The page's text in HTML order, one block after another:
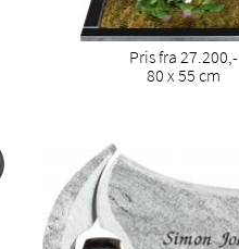
Pris fra 27.200,-
80 x 55 cm